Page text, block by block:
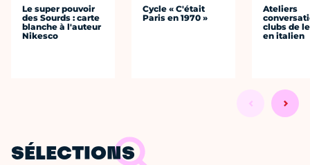
Le super pouvoir
des Sourds : carte
blanche à l'auteur
Nikesco
Cycle « C'était
Paris en 1970 »
Ateliers
clubs de
en italien
SÉLECTIONS